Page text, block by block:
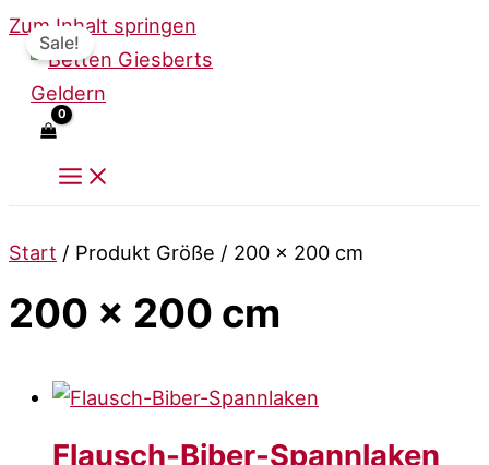
Zum Inhalt springen
Start / Produkt Größe / 200 x 200 cm
200 x 200 cm
Sale!
Flausch-Biber-Spannlaken